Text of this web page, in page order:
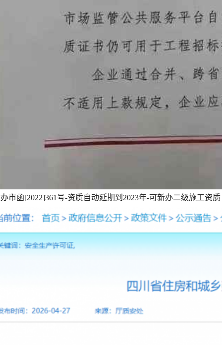
市函[2022]361号-资质自动延期到2023年-可新办二级施工资质